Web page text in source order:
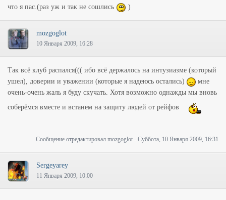
что я пас.(раз уж и так не сошлись
)
mozgoglot
10 Января 2009, 16:28
Так всё клуб распался((( ибо всё держалось на интузиазме (который
ушел), доверии и уважении (которые я надеюсь остались)
мне
очень-очень жаль я буду скучать. Хотя возможно однажды мы вновь
соберёмся вместе и встанем на защиту людей от рейфов
Сообщение отредактировал mozgoglot - Суббота, 10 Января 2009, 16:31
Sergeyarey
11 Января 2009, 10:00